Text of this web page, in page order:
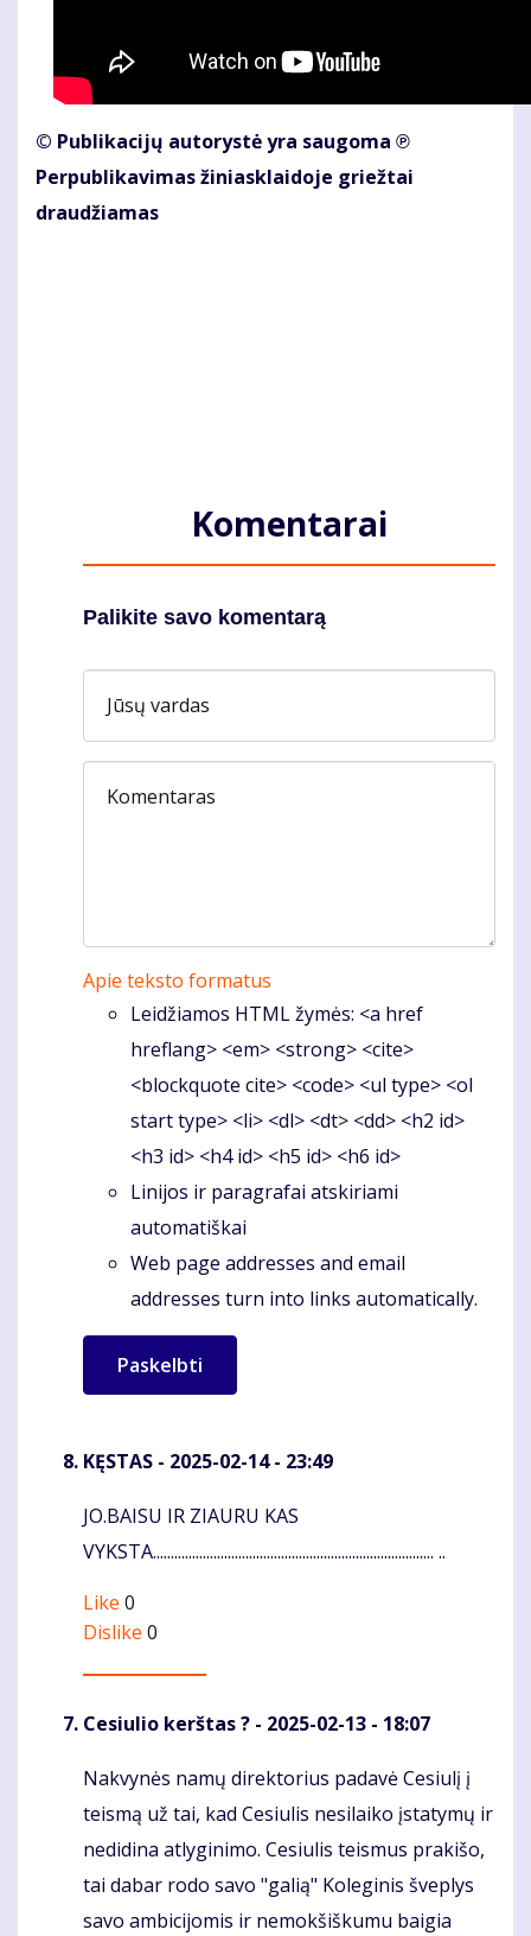
© Publikacijų autorystė yra saugoma ℗
Perpublikavimas žiniasklaidoje griežtai
draudžiamas
Komentarai
Palikite savo komentarą
Jūsų vardas
Komentaras
Apie teksto formatus
Leidžiamos HTML žymės: <a href
hreflang> <em> <strong> <cite>
<blockquote cite> <code> <ul type> <ol
start type> <li> <dl> <dt> <dd> <h2 id>
<h3 id> <h4 id> <h5 id> <h6 id>
Linijos ir paragrafai atskiriami
automatiškai
Web page addresses and email
addresses turn into links automatically.
KĘSTAS - 2025-02-14 - 23:49
Komentaras
JO.BAISU IR ZIAURU KAS
VYKSTA............................................................................... ..
Like 0
Dislike 0
Cesiulio kerštas ? - 2025-02-13 - 18:07
Komentaras
Nakvynės namų direktorius padavė Cesiulį į
teismą už tai, kad Cesiulis nesilaiko įstatymų ir
nedidina atlyginimo. Cesiulis teismus prakišo,
tai dabar rodo savo "galią" Koleginis šveplys
savo ambicijomis ir nemokšiškumu baigia